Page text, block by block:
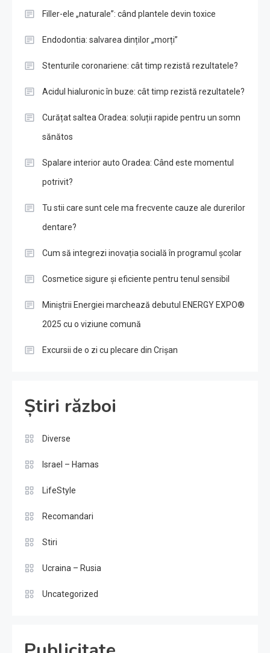
Filler-ele „naturale”: când plantele devin toxice
Endodontia: salvarea dinților „morți”
Stenturile coronariene: cât timp rezistă rezultatele?
Acidul hialuronic în buze: cât timp rezistă rezultatele?
Curățat saltea Oradea: soluții rapide pentru un somn
sănătos
Spalare interior auto Oradea: Când este momentul
potrivit?
Tu stii care sunt cele ma frecvente cauze ale durerilor
dentare?
Cum să integrezi inovația socială în programul școlar
Cosmetice sigure și eficiente pentru tenul sensibil
Miniștrii Energiei marchează debutul ENERGY EXPO®
2025 cu o viziune comună
Excursii de o zi cu plecare din Crișan
Știri război
Diverse
Israel – Hamas
LifeStyle
Recomandari
Stiri
Ucraina – Rusia
Uncategorized